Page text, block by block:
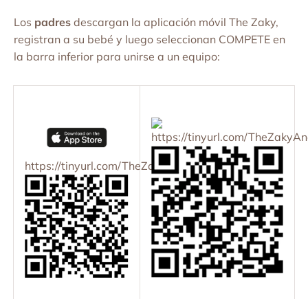
Los padres descargan la aplicación móvil The Zaky,
registran a su bebé y luego seleccionan COMPETE en
la barra inferior para unirse a un equipo:
https://tinyurl.com/TheZakyiOS
https://tinyurl.com/